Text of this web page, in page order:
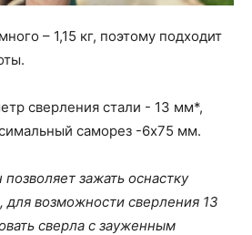
– 1,15 кг, поэтому подходит
сверления стали - 13 мм*,
саморез -6х75 мм.
зажать оснастку
возможности сверления 13
сверла с зауженным